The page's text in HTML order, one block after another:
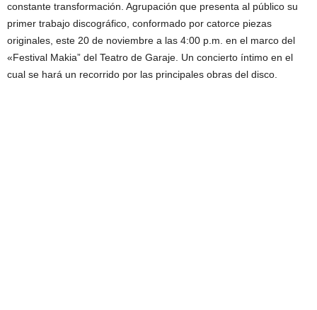
constante transformación. Agrupación que presenta al público su
primer trabajo discográfico, conformado por catorce piezas
originales, este 20 de noviembre a las 4:00 p.m. en el marco del
«Festival Makia” del Teatro de Garaje. Un concierto íntimo en el
cual se hará un recorrido por las principales obras del disco.